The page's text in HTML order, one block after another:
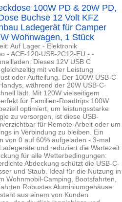
100W PD & 20W PD,
Buchse 12 Volt KFZ
Ladegerät für Camper
Wohnwagen, 1 Stück
Auf Lager - Elektronik
- ACE-120-USB-2C12-EU - -
Dieses 12V USB C
mit voller Leistung
oder Aufteilung. Der 100W USB-C-
während der 20W USB-C-
lädt. Mit 120W vielseitigem
für Familien-Roadtrips 100W
optimiert, um leistungsstarke
zu versorgen, ist diese USB-
für Remote-Arbeit oder um
in Verbindung zu bleiben. Ein
von 0 auf 60% aufgeladen - 3-mal
und reduziert die Wartezeit
für alle Wetterbedingungen:
Abdeckung schützt die USB-C-
und Staub. Ideal für die Nutzung in
Wohnmobil-Camping, Bootsfahrten,
Robustes Aluminiumgehäuse:
aus einem von Kunden